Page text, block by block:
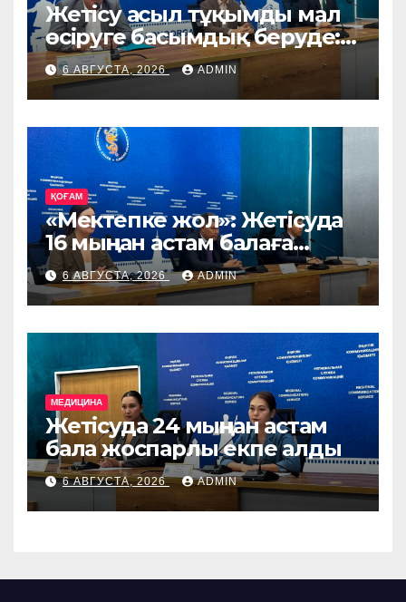
Жетісу асыл тұқымды мал
өсіруге басымдық беруде:
өңірге Ирландия, Дания
және Германиядан асыл
тұқымды жануарлар
жеткізіледі
6 АВГУСТА, 2026 ADMIN
ҚОҒАМ
«Мектепке жол»: Жетісуда
16 мыңнан астам балаға
көмек көрсетіледі
6 АВГУСТА, 2026 ADMIN
МЕДИЦИНА
Жетісуда 24 мыңнан астам
бала жоспарлы екпе алды
6 АВГУСТА, 2026 ADMIN